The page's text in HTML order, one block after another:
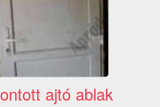
ajtó ablak